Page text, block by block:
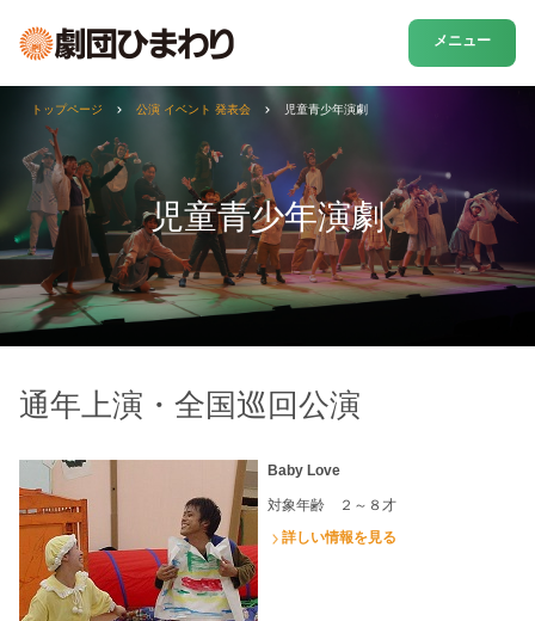
メニュー
児童青少年演劇
トップページ 公演 イベント 発表会 児童青少年演劇
通年上演・全国巡回公演
Baby Love
対象年齢 ２～８才
詳しい情報を見る